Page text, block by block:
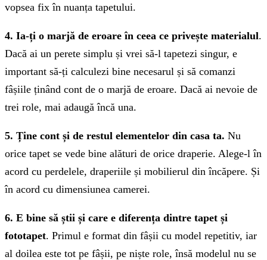
vopsea fix în nuanța tapetului.
4. Ia-ți o marjă de eroare în ceea ce privește materialul.
Dacă ai un perete simplu și vrei să-l tapetezi singur, e
important să-ți calculezi bine necesarul și să comanzi
fâșiile ținând cont de o marjă de eroare. Dacă ai nevoie de
trei role, mai adaugă încă una.
5. Ține cont și de restul elementelor din casa ta. Nu
orice tapet se vede bine alături de orice draperie. Alege-l în
acord cu perdelele, draperiile și mobilierul din încăpere. Și
în acord cu dimensiunea camerei.
6. E bine să știi și care e diferența dintre tapet și
fototapet. Primul e format din fâșii cu model repetitiv, iar
al doilea este tot pe fâșii, pe niște role, însă modelul nu se